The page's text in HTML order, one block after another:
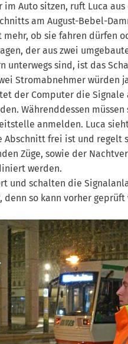
im Auto sitzen, ruft Luca
am August-Bebel-
ob sie fahren dürfen
der aus zwei
unterwegs sind, ist das
Stromabnehmer würden
der Computer die Signale
Währenddessen
anmelden. Luca
Abschnitt frei ist und regelt
Züge, sowie der
werden.
und schalten die
denn so kann vorher